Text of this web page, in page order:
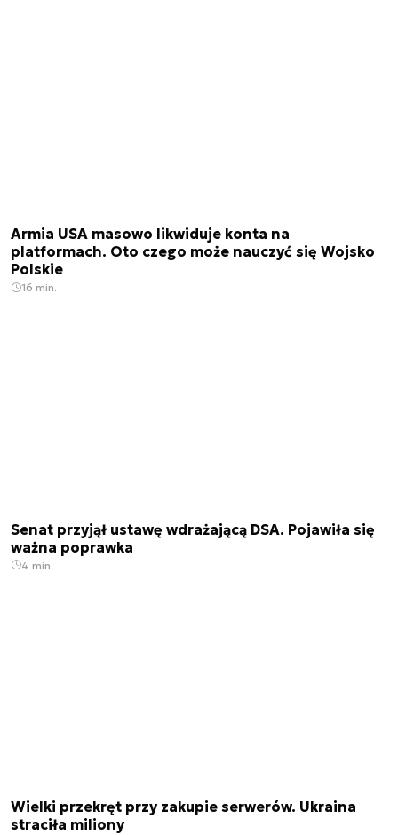
Armia USA masowo likwiduje konta na
platformach. Oto czego może nauczyć się Wojsko
Polskie
16 min.
Senat przyjął ustawę wdrażającą DSA. Pojawiła się
ważna poprawka
4 min.
Wielki przekręt przy zakupie serwerów. Ukraina
straciła miliony